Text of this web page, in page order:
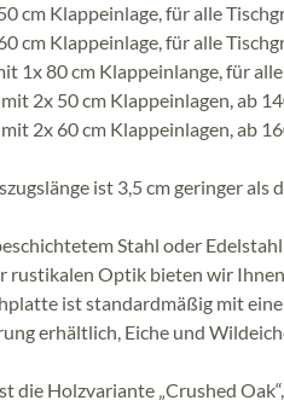
cm Klappeinlage, für alle
cm Klappeinlage, für alle
1x 80 cm Klappeinlange, für
2x 50 cm Klappeinlagen, ab
2x 60 cm Klappeinlagen, ab
ist 3,5 cm geringer als
Stahl oder
rustikalen Optik bieten wir
ist standardmäßig mit
erhältlich, Eiche und
die Holzvariante „Crushed